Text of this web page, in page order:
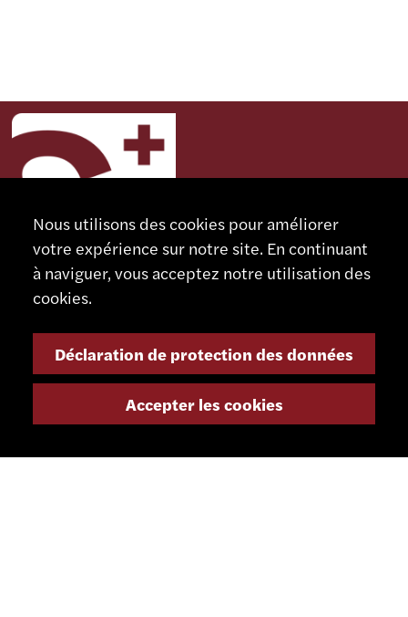
CONTACT
SCHAUBLIN MACHINES SA
Suisse
Nous utilisons des cookies pour améliorer
votre expérience sur notre site. En continuant
à naviguer, vous acceptez notre utilisation des
cookies.
Déclaration de protection des données
Accepter les cookies